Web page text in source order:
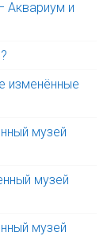
Аквариум и
изменённые
музей
музей
музей